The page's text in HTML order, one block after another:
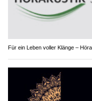
Für ein Leben voller Klänge –